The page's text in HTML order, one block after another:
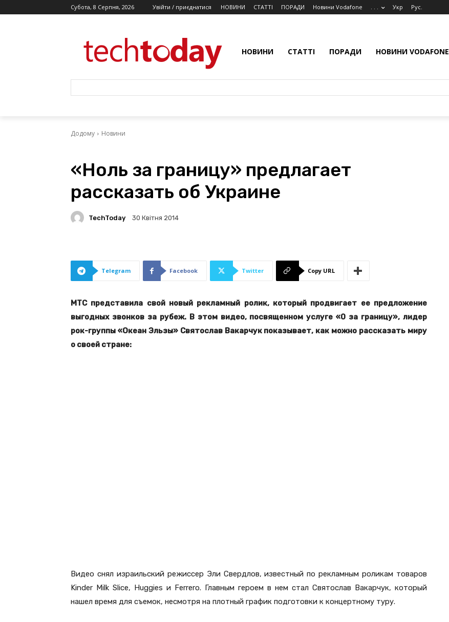
Субота, 8 Серпня, 2026 Увійти / приєднатися НОВИНИ СТАТТІ ПОРАДИ Новини Vodafone . . . Укр Рус.
НОВИНИ СТАТТІ ПОРАДИ НОВИНИ VODAFONE
Додому Новини
«Ноль за границу» предлагает
рассказать об Украине
TechToday 30 Квітня 2014
Telegram Facebook Twitter Copy URL
МТС представила свой новый рекламный ролик, который продвигает ее предложение
выгодных звонков за рубеж. В этом видео, посвященном услуге «0 за границу», лидер
рок-группы «Океан Эльзы» Святослав Вакарчук показывает, как можно рассказать миру
о своей стране:
Видео снял израильский режиссер Эли Свердлов, известный по рекламным роликам товаров
Kinder Milk Slice, Huggies и Ferrero. Главным героем в нем стал Святослав Вакарчук, который
нашел время для съемок, несмотря на плотный график подготовки к концертному туру.